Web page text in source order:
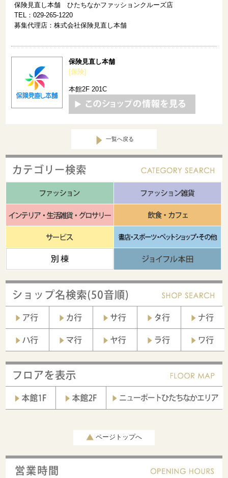
保険見直し本舗 ひたちなかファッションクルーズ店
TEL：029-265-1220
募集代理店：株式会社保険見直し本舗
保険見直し本舗
[保険]
本館2F 201C
一覧へ戻る
ページトップへ